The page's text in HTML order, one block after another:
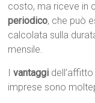
costo, ma riceve in
periodico, che può
calcolata sulla
mensile.
Ivantaggi
imprese sono